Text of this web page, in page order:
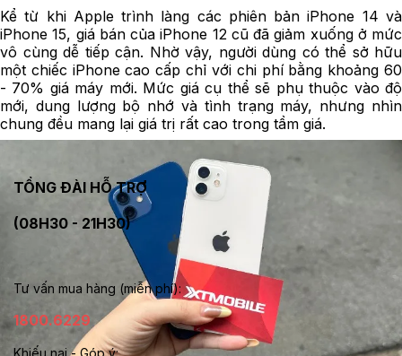
Kể từ khi Apple trình làng các phiên bản iPhone 14 và
iPhone 15, giá bán của iPhone 12 cũ đã giảm xuống ở mức
vô cùng dễ tiếp cận. Nhờ vậy, người dùng có thể sở hữu
một chiếc iPhone cao cấp chỉ với chi phí bằng khoảng 60
- 70% giá máy mới. Mức giá cụ thể sẽ phụ thuộc vào độ
mới, dung lượng bộ nhớ và tình trạng máy, nhưng nhìn
chung đều mang lại giá trị rất cao trong tầm giá.
TỔNG ĐÀI HỖ TRỢ
(08H30 - 21H30)
Tư vấn mua hàng (miễn phí):
1800.6229
Khiếu nại - Góp ý: